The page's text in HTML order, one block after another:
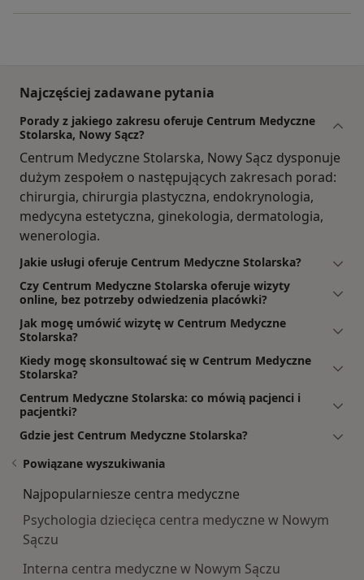
Najczęściej zadawane pytania
Porady z jakiego zakresu oferuje Centrum Medyczne
Stolarska, Nowy Sącz?
Centrum Medyczne Stolarska, Nowy Sącz dysponuje
dużym zespołem o następujących zakresach porad:
chirurgia, chirurgia plastyczna, endokrynologia,
medycyna estetyczna, ginekologia, dermatologia,
wenerologia.
Jakie usługi oferuje Centrum Medyczne Stolarska?
Czy Centrum Medyczne Stolarska oferuje wizyty
online, bez potrzeby odwiedzenia placówki?
Jak mogę umówić wizytę w Centrum Medyczne
Stolarska?
Kiedy mogę skonsultować się w Centrum Medyczne
Stolarska?
Centrum Medyczne Stolarska: co mówią pacjenci i
pacjentki?
Gdzie jest Centrum Medyczne Stolarska?
Powiązane wyszukiwania
Najpopularniesze centra medyczne
Psychologia dziecięca centra medyczne w Nowym
Sączu
Interna centra medyczne w Nowym Sączu